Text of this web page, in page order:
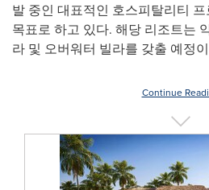
발 중인 대표적인 호스피탈리티
목표로 하고 있다. 해당 리조트는
라 및 오버워터 빌라를 갖출 예정
Continue